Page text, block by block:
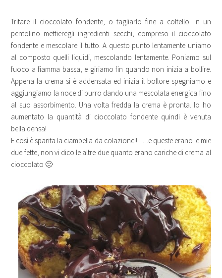
Tritare il cioccolato fondente, o tagliarlo fine a coltello. In un
pentolino mettieregli ingredienti secchi, compreso il cioccolato
fondente e mescolare il tutto. A questo punto lentamente uniamo
al composto quelli liquidi, mescolando lentamente. Poniamo sul
fuoco a fiamma bassa, e giriamo fin quando non inizia a bollire.
Appena la crema si è addensata ed inizia il bollore spegniamo e
aggiungiamo la noce di burro dando una mescolata energica fino
al suo assorbimento. Una volta fredda la crema è pronta. Io ho
aumentato la quantità di cioccolato fondente quindi è venuta
bella densa!
E così è sparita la ciambella da colazione!!! ….e queste erano le mie
due fette, non vi dico le altre due quanto erano cariche di crema al
cioccolato 🙂